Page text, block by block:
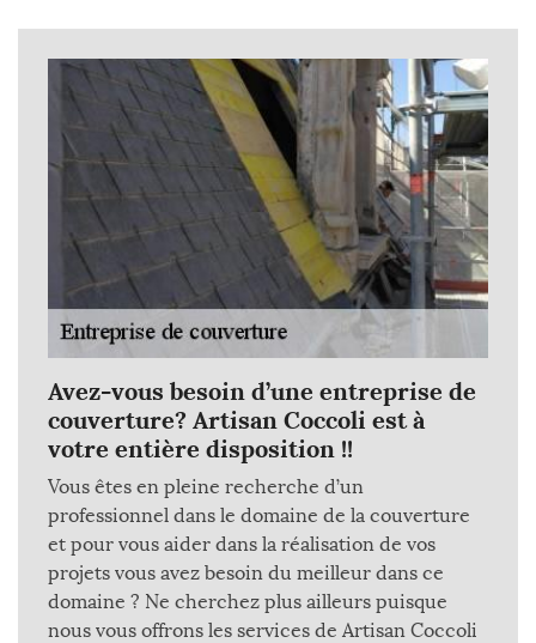
Avez-vous besoin d’une entreprise de
couverture? Artisan Coccoli est à
votre entière disposition !!
Vous êtes en pleine recherche d’un
professionnel dans le domaine de la couverture
et pour vous aider dans la réalisation de vos
projets vous avez besoin du meilleur dans ce
domaine ? Ne cherchez plus ailleurs puisque
nous vous offrons les services de Artisan Coccoli